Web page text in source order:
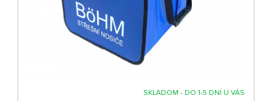
SKLADOM - DO 1-5 DNÍ U VÁS